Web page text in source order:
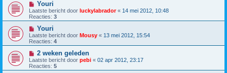
Youri
Laatste bericht door luckylabrador« 14 mei 2012, 10:48
Reacties: 3
Youri
Laatste bericht door Mousy « 13 mei 2012, 15:54
Reacties: 4
2 weken geleden
Laatste bericht door pebi « 02 apr 2012, 23:17
Reacties: 5